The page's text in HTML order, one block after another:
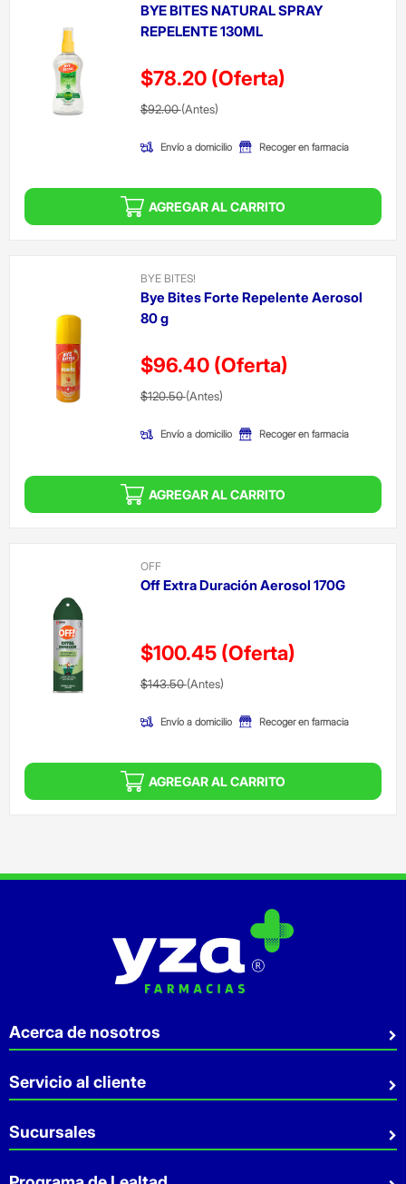
BYE BITES NATURAL SPRAY
REPELENTE 130ML
$78.20 (Oferta)
Precio reducido de
$92.00(Antes)(Oferta)
Envío a domicilio Recoger en farmacia
AGREGAR AL CARRITO
BYE BITES!
Bye Bites Forte Repelente Aerosol
80 g
$96.40 (Oferta)
Precio reducido de
$120.50(Antes)(Oferta)
Envío a domicilio Recoger en farmacia
AGREGAR AL CARRITO
OFF
Off Extra Duración Aerosol 170G
$100.45 (Oferta)
Precio reducido de
$143.50(Antes)(Oferta)
Envío a domicilio Recoger en farmacia
AGREGAR AL CARRITO
Acerca de nosotros
Quiénes somos
Sostenibilidad
Aviso de privacidad
Servicio al cliente
Preguntas Frecuentes
Contacto
Sucursales
Sucursales